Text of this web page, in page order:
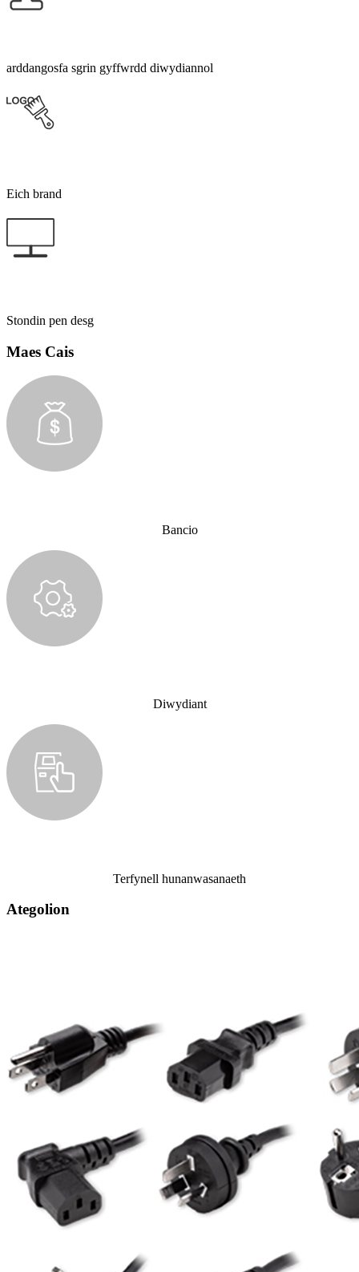
arddangosfa sgrin gyffwrdd diwydiannol
Eich brand
Stondin pen desg
Maes Cais
Bancio
Diwydiant
Terfynell hunanwasanaeth
Ategolion